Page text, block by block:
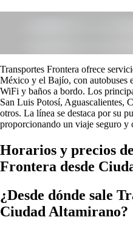
Transportes Frontera ofrece
México y el Bajío, con autobuses
WiFi y baños a bordo. Los
San Luis Potosí, Aguascalientes,
otros. La línea se destaca por su
proporcionando un viaje seguro y
Horarios y precios
Frontera desde
¿Desde dónde sale
Ciudad Altamirano?